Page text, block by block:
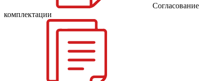
Согласование
комплектации